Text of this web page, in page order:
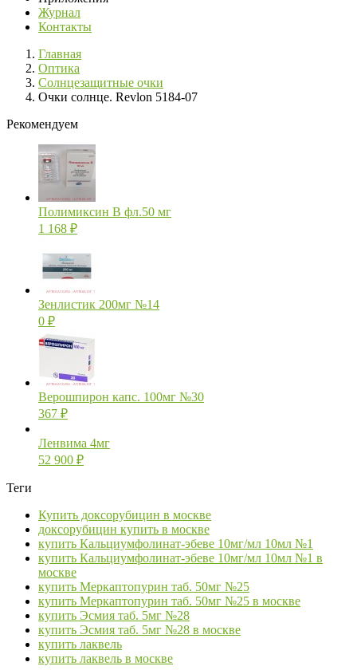
Журнал
Контакты
Главная
Оптика
Солнцезащитные очки
Очки солнце. Revlon 5184-07
Рекомендуем
Полимиксин В фл.50 мг
1 168 ₽
Зенлистик 200мг №14
0 ₽
Верошпирон капс. 100мг №30
367 ₽
Ленвима 4мг
52 900 ₽
Теги
Купить доксорубицин в москве
доксорубицин купить в москве
купить Кальциумфолинат-эбеве 10мг/мл 10мл №1
купить Кальциумфолинат-эбеве 10мг/мл 10мл №1 в
москве
купить Меркаптопурин таб. 50мг №25
купить Меркаптопурин таб. 50мг №25 в москве
купить Эсмия таб. 5мг №28
купить Эсмия таб. 5мг №28 в москве
купить лаквель
купить лаквель в москве